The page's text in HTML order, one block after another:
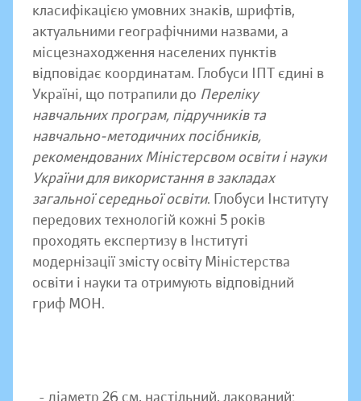
класифікацією умовних знаків, шрифтів,
актуальними географічними назвами, а
місцезнаходження населених пунктів
відповідає координатам. Глобуси ІПТ єдині в
Україні, що потрапили до Переліку
навчальних програм, підручників та
навчально-методичних посібників,
рекомендованих Міністерсвом освіти і науки
Українидля використання в закладах
загальної середньої освіти. Глобуси Інституту
передових технологій кожні 5 років
проходять експертизу в Інституті
модернізації змісту освіту Міністерства
освіти і науки та отримують відповідний
гриф МОН.
- діаметр 26 см, настільний, лакований;